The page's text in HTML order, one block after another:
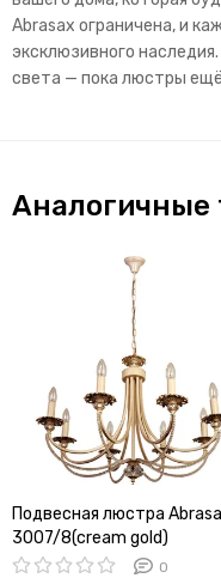
Abrasax ограничена, и
эксклюзивного
света — пока люстры
Аналогичные
Подвесная люстра
3007/8(cream gold)
0